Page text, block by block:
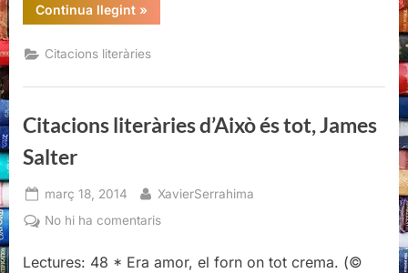
Joan
Continua llegint“Citacions
literàries
Barcelona
/
de
Martí
i
Vinyoli”
»
Citacions literàries
Citacions literàries d’Això és tot, James
Salter
Posted
on
març 18, 2014 By
XavierSerrahima
No hi ha comentarisa
literàries
Lectures: 48 * Era amor, el forn on tot crema. (©